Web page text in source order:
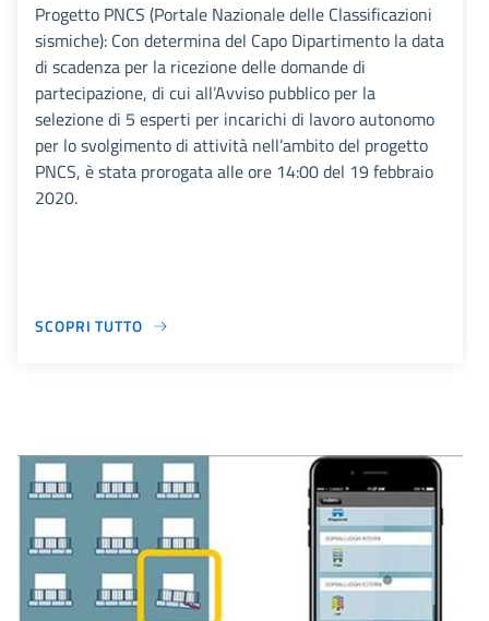
Progetto PNCS (Portale Nazionale delle Classificazioni
sismiche): Con determina del Capo Dipartimento la data
di scadenza per la ricezione delle domande di
partecipazione, di cui all’Avviso pubblico per la
selezione di 5 esperti per incarichi di lavoro autonomo
per lo svolgimento di attività nell’ambito del progetto
PNCS, è stata prorogata alle ore 14:00 del 19 febbraio
2020.
SCOPRI TUTTO